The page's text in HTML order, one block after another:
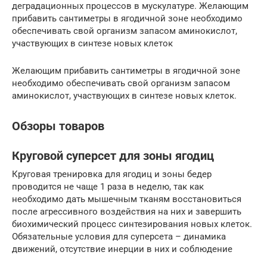
деградационных процессов в мускулатуре. Желающим
прибавить сантиметры в ягодичной зоне необходимо
обеспечивать свой организм запасом аминокислот,
участвующих в синтезе новых клеток
Желающим прибавить сантиметры в ягодичной зоне
необходимо обеспечивать свой организм запасом
аминокислот, участвующих в синтезе новых клеток.
Обзоры товаров
Круговой суперсет для зоны ягодиц
Круговая тренировка для ягодиц и зоны бедер
проводится не чаще 1 раза в неделю, так как
необходимо дать мышечным тканям восстановиться
после агрессивного воздействия на них и завершить
биохимический процесс синтезирования новых клеток.
Обязательные условия для суперсета – динамика
движений, отсутствие инерции в них и соблюдение